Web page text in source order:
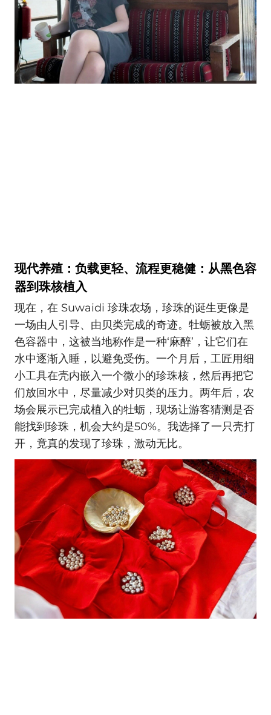
现代养殖：负载更轻、流程更稳健：从黑色容
器到珠核植入
现在，在 Suwaidi 珍珠农场，珍珠的诞生更像是
一场由人引导、由贝类完成的奇迹。牡蛎被放入黑
色容器中，这被当地称作是一种‘麻醉’，让它们在
水中逐渐入睡，以避免受伤。一个月后，工匠用细
小工具在壳内嵌入一个微小的珍珠核，然后再把它
们放回水中，尽量减少对贝类的压力。两年后，农
场会展示已完成植入的牡蛎，现场让游客猜测是否
能找到珍珠，机会大约是50%。我选择了一只壳打
开，竟真的发现了珍珠，激动无比。